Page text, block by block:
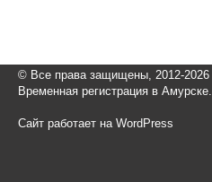
© Все права защищены, 2012-2026
Временная регистрация в Амурске.
Сайт работает на WordPress